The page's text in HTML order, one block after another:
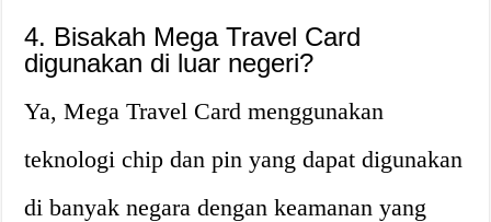
4. Bisakah Mega Travel Card
digunakan di luar negeri?
Ya, Mega Travel Card menggunakan
teknologi chip dan pin yang dapat digunakan
di banyak negara dengan keamanan yang